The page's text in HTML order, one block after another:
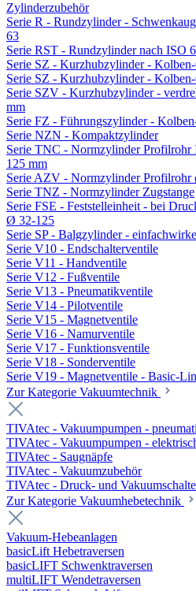
Zylinderzubehör
Serie R - Rundzylinder -
63
Serie RST - Rundzylinder nach ISO
Serie SZ - Kurzhubzylinder -
Serie SZ - Kurzhubzylinder -
Serie SZV - Kurzhubzylinder -
mm
Serie FZ - Führungszylinder -
Serie NZN - Kompaktzylinder
Serie TNC - Normzylinder
125 mm
Serie AZV - Normzylinder Profilrohr
Serie TNZ - Normzylinder Zugstange
Serie FSE - Feststelleinheit - bei
Ø 32-125
Serie SP - Balgzylinder -
Serie V10 - Endschalterventile
Serie V11 - Handventile
Serie V12 - Fußventile
Serie V13 - Pneumatikventile
Serie V14 - Pilotventile
Serie V15 - Magnetventile
Serie V16 - Namurventile
Serie V17 - Funktionsventile
Serie V18 - Sonderventile
Serie V19 - Magnetventile - Basic-
Zur Kategorie Vakuumtechnik
TIVAtec - Vakuumpumpen -
TIVAtec - Vakuumpumpen -
TIVAtec - Saugnäpfe
TIVAtec - Vakuumzubehör
TIVAtec - Druck- und
Zur Kategorie Vakuumhebetechnik
Vakuum-Hebeanlagen
basicLift Hebetraversen
basicLIFT Schwenktraversen
multiLIFT Wendetraversen